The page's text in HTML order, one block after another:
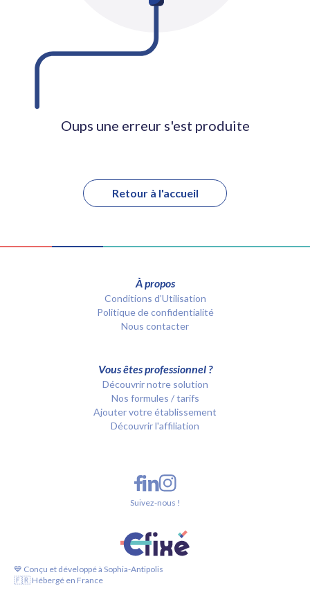
Oups une erreur s'est produite
Retour à l'accueil
À propos
Conditions d’Utilisation
Politique de confidentialité
Nous contacter
Vous êtes professionnel ?
Découvrir notre solution
Nos formules / tarifs
Ajouter votre établissement
Découvrir l'affiliation
💙 Conçu et développé à Sophia-Antipolis
🇫🇷 Hébergé en France
Suivez-nous !